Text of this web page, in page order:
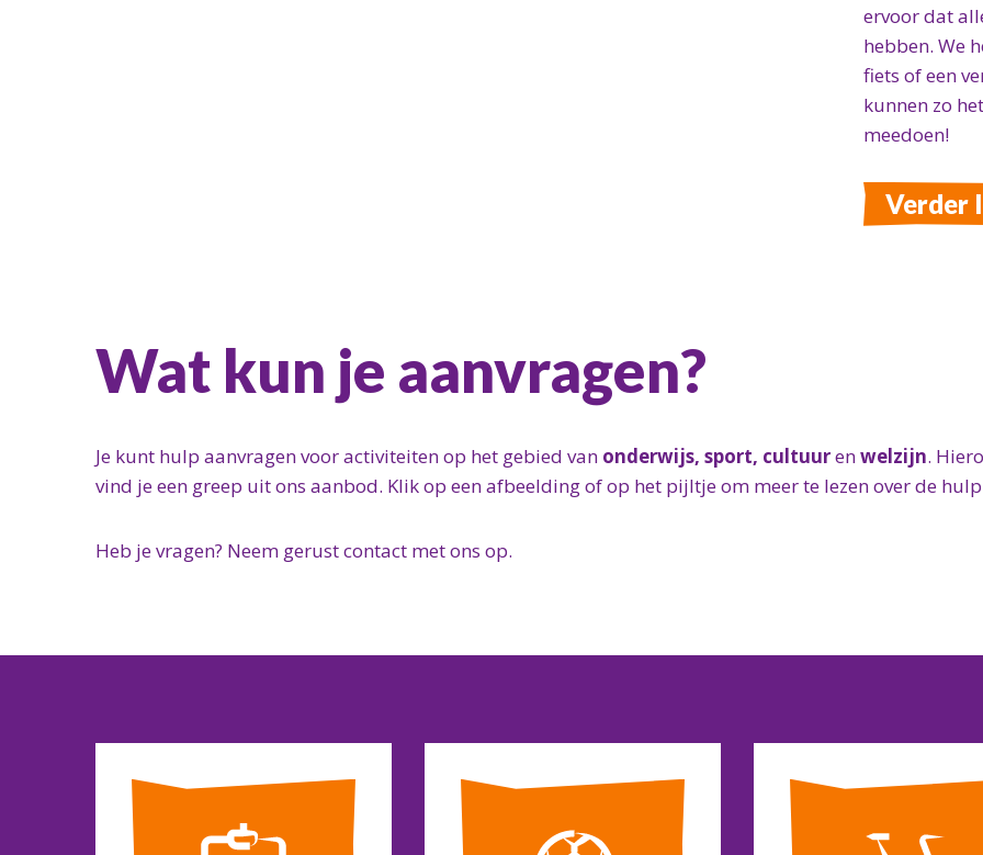
ervoor dat
hebben. We
fiets of een
kunnen zo
meedoen!
Verder
Wat kun je aanvragen?
Je kunt hulp aanvragen voor activiteiten op het gebied van onderwijs, sport, cultuurenwelzijn.
vind je een greep uit ons aanbod. Klik op een afbeelding of op het pijltje om meer te lezen over de
Heb je vragen? Neem gerust contact met ons op.